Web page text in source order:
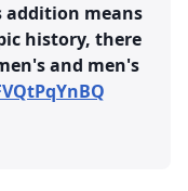
addition means
history, there
and men's